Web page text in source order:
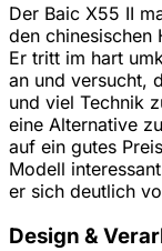
Der Baic X55 II
den chinesischen
Er tritt im hart
an und versucht,
und viel Technik
eine Alternative
auf ein gutes
Modell
er sich deutlich
Design &